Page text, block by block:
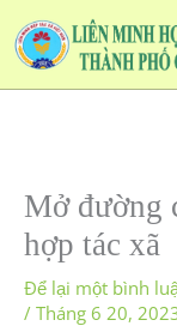
tới
nội
dung
Mở đường
hợp tác xã
Để lại một bình
/ Tháng 6 20,